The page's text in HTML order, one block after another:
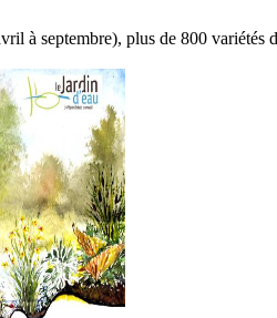
à septembre), plus de 800 variétés